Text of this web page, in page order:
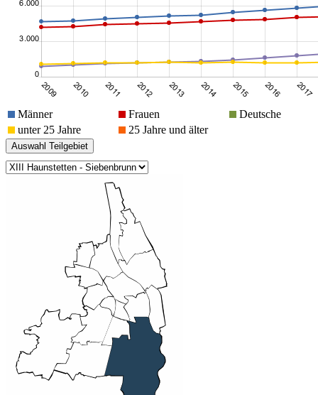
Männer Frauen
Deutsche
unter 25 Jahre
25 Jahre und älter